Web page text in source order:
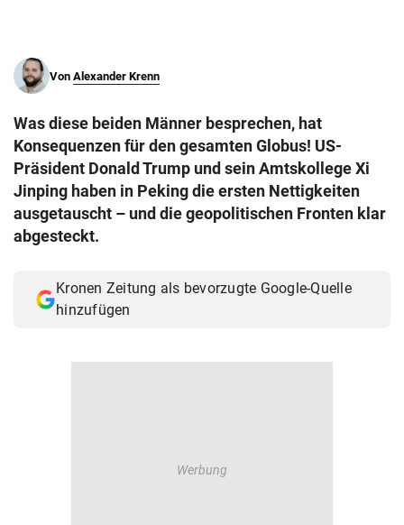
Von Alexander Krenn
Was diese beiden Männer besprechen, hat
Konsequenzen für den gesamten Globus! US-
Präsident Donald Trump und sein Amtskollege Xi
Jinping haben in Peking die ersten Nettigkeiten
ausgetauscht – und die geopolitischen Fronten klar
abgesteckt.
Kronen Zeitung als bevorzugte Google-Quelle
hinzufügen